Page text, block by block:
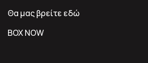
Θα μας βρείτε εδώ
BOX NOW